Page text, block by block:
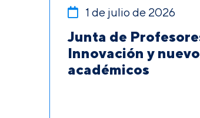
1 de julio de 2026
Junta de
Innovación y
académicos